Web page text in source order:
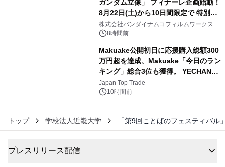
ガンダム立像」 フィナーレ企画始動！
8月22日(土)から10日間限定で 特別映
像『UNICORN GUNDAM Statue ―
BEYOND POSSIBILITY ―』を上映！
株式会社バンダイナムコフィルムワークス
8時間前
Makuake公開初日に応援購入総額300
万円超を達成、Makuake「今日のラン
キング」総合3位も獲得。 YECHAN音
浴シンギングボウル第2弾の大型サイ
ズ（XL・2XL・3XL）を先行販売中
Japan Top Trade
10時間前
トップ 学校法人近畿大学 「第9回ことばのフェスティバ
プレスリリース配信